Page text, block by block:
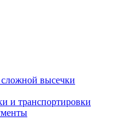
сложной высечки
и транспортировки